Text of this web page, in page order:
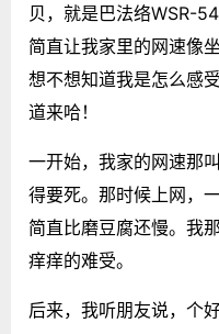
贝，就是巴法络WSR-
简直让我家里的网速像
想不想知道我是怎么感
道来哈！
一开始，我家的网速那
得要死。那时候上网，
简直比磨豆腐还慢。我
痒痒的难受。
后来，我听朋友说，个